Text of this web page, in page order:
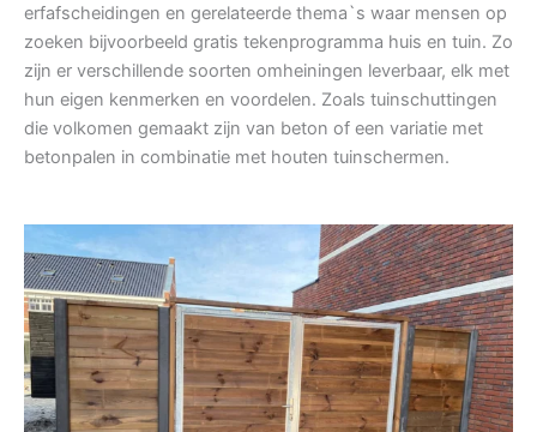
erfafscheidingen en gerelateerde thema`s waar mensen op
zoeken bijvoorbeeld gratis tekenprogramma huis en tuin. Zo
zijn er verschillende soorten omheiningen leverbaar, elk met
hun eigen kenmerken en voordelen. Zoals tuinschuttingen
die volkomen gemaakt zijn van beton of een variatie met
betonpalen in combinatie met houten tuinschermen.